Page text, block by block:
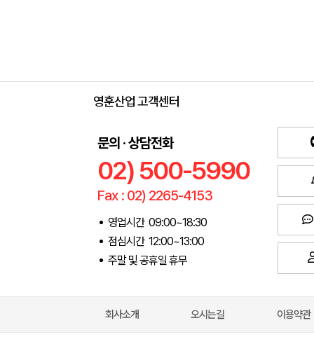
영훈산업 고객센터
문의 · 상담전화
02) 500-5990
Fax : 02) 2265-4153
영업시간 09:00~18:30
점심시간 12:00~13:00
주말 및 공휴일 휴무
회사소개 오시는길 이용약관